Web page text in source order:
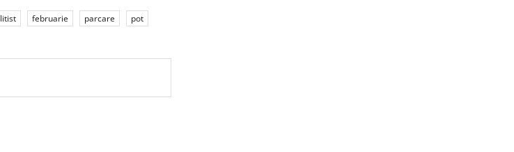
februarie parcare pot